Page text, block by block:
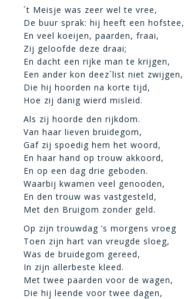
´t Meisje was zeer wel te vree,
De buur sprak: hij heeft een hofstee,
En veel koeijen, paarden, fraai,
Zij geloofde deze draai;
En dacht een rijke man te krijgen,
Een ander kon deez´list niet zwijgen,
Die hij hoorden na korte tijd,
Hoe zij danig wierd misleid.
Als zij hoorde den rijkdom.
Van haar lieven bruidegom,
Gaf zij spoedig hem het woord,
En haar hand op trouw akkoord,
En op een dag drie geboden.
Waarbij kwamen veel genooden,
En den trouw was vastgesteld,
Met den Bruigom zonder geld.
Op zijn trouwdag ’s morgens vroeg
Toen zijn hart van vreugde sloeg,
Was de bruidegom gereed,
In zijn allerbeste kleed.
Met twee paarden voor de wagen,
Die hij leende voor twee dagen,